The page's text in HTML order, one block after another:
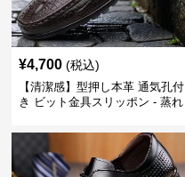
¥4,700 (税込)
【清潔感】型押し本革 通気孔付
き ビット金具スリッポン - 蒸れ